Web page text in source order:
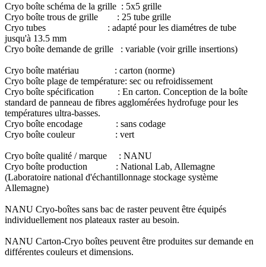
Cryo boîte schéma de la grille : 5x5 grille
Cryo boîte trous de grille : 25 tube grille
Cryo tubes : adapté pour les diamétres de tube
jusqu'à 13.5 mm
Cryo boîte demande de grille : variable (voir grille insertions)
Cryo boîte matériau : carton (norme)
Cryo boîte plage de température: sec ou refroidissement
Cryo boîte spécification : En carton. Conception de la boîte
standard de panneau de fibres agglomérées hydrofuge pour les
températures ultra-basses.
Cryo boîte encodage : sans codage
Cryo boîte couleur : vert
Cryo boîte qualité / marque : NANU
Cryo boîte production : National Lab, Allemagne
(Laboratoire national d'échantillonnage stockage système
Allemagne)
NANU Cryo-boîtes sans bac de raster peuvent être équipés
individuellement nos plateaux raster au besoin.
NANU Carton-Cryo boîtes peuvent être produites sur demande en
différentes couleurs et dimensions.